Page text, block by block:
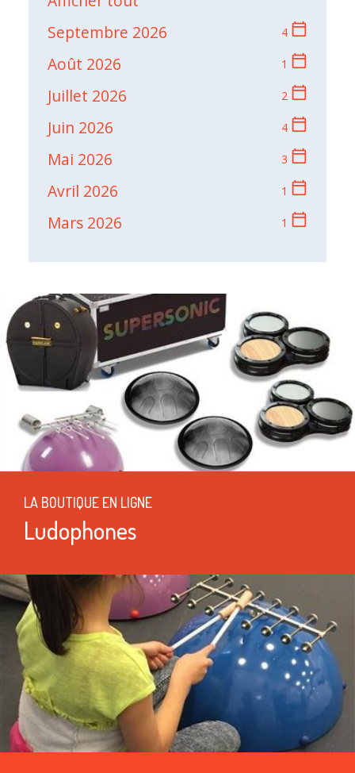
Septembre 2026
4 calendar_today
Août 2026 1 calendar_today
Juillet 2026 2 calendar_today
Juin 2026 4 calendar_today
Mai 2026 3 calendar_today
Avril 2026 1 calendar_today
Mars 2026 1 calendar_today
LA BOUTIQUE EN LIGNE
Ludophones